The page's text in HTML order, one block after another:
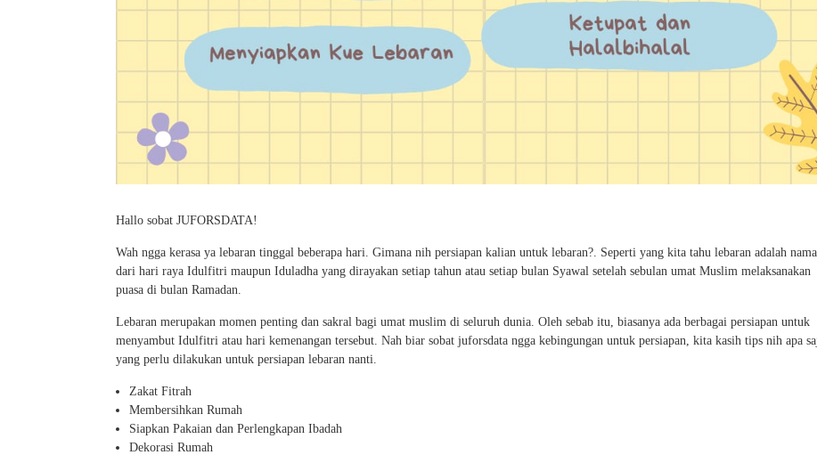
Hallo sobat JUFORSDATA!
Wah ngga kerasa ya lebaran tinggal beberapa hari. Gimana nih persiapan kalian untuk lebaran?. Seperti yang kita tahu lebaran adalah
dari hari raya Idulfitri maupun Iduladha yang dirayakan setiap tahun atau setiap bulan Syawal setelah sebulan umat Muslim melaksanakan
puasa di bulan Ramadan.
Lebaran merupakan momen penting dan sakral bagi umat muslim di seluruh dunia. Oleh sebab itu, biasanya ada berbagai persiapan untuk
menyambut Idulfitri atau hari kemenangan tersebut. Nah biar sobat juforsdata ngga kebingungan untuk persiapan, kita kasih tips nih apa
yang perlu dilakukan untuk persiapan lebaran nanti.
Zakat Fitrah
Membersihkan Rumah
Siapkan Pakaian dan Perlengkapan Ibadah
Dekorasi Rumah